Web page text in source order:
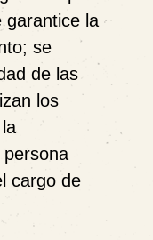
garantice la
se
de las
los
persona
cargo de